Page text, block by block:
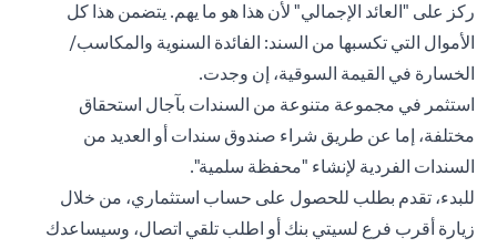
ركز على "العائد الإجمالي" لأن هذا هو ما يهم. يتضمن هذا كل
الأموال التي تكسبها من السند: الفائدة السنوية والمكاسب/
الخسارة في القيمة السوقية، إن وجدت.
استثمر في مجموعة متنوعة من السندات بآجال استحقاق
مختلفة، إما عن طريق شراء صندوق سندات أو العديد من
السندات الفردية لإنشاء "محفظة سلمية".
للبدء، تقدم بطلب للحصول على حساب استثماري، من خلال
زيارة أقرب فرع لسيتي بنك أو اطلب تلقي اتصال، وسيساعدك